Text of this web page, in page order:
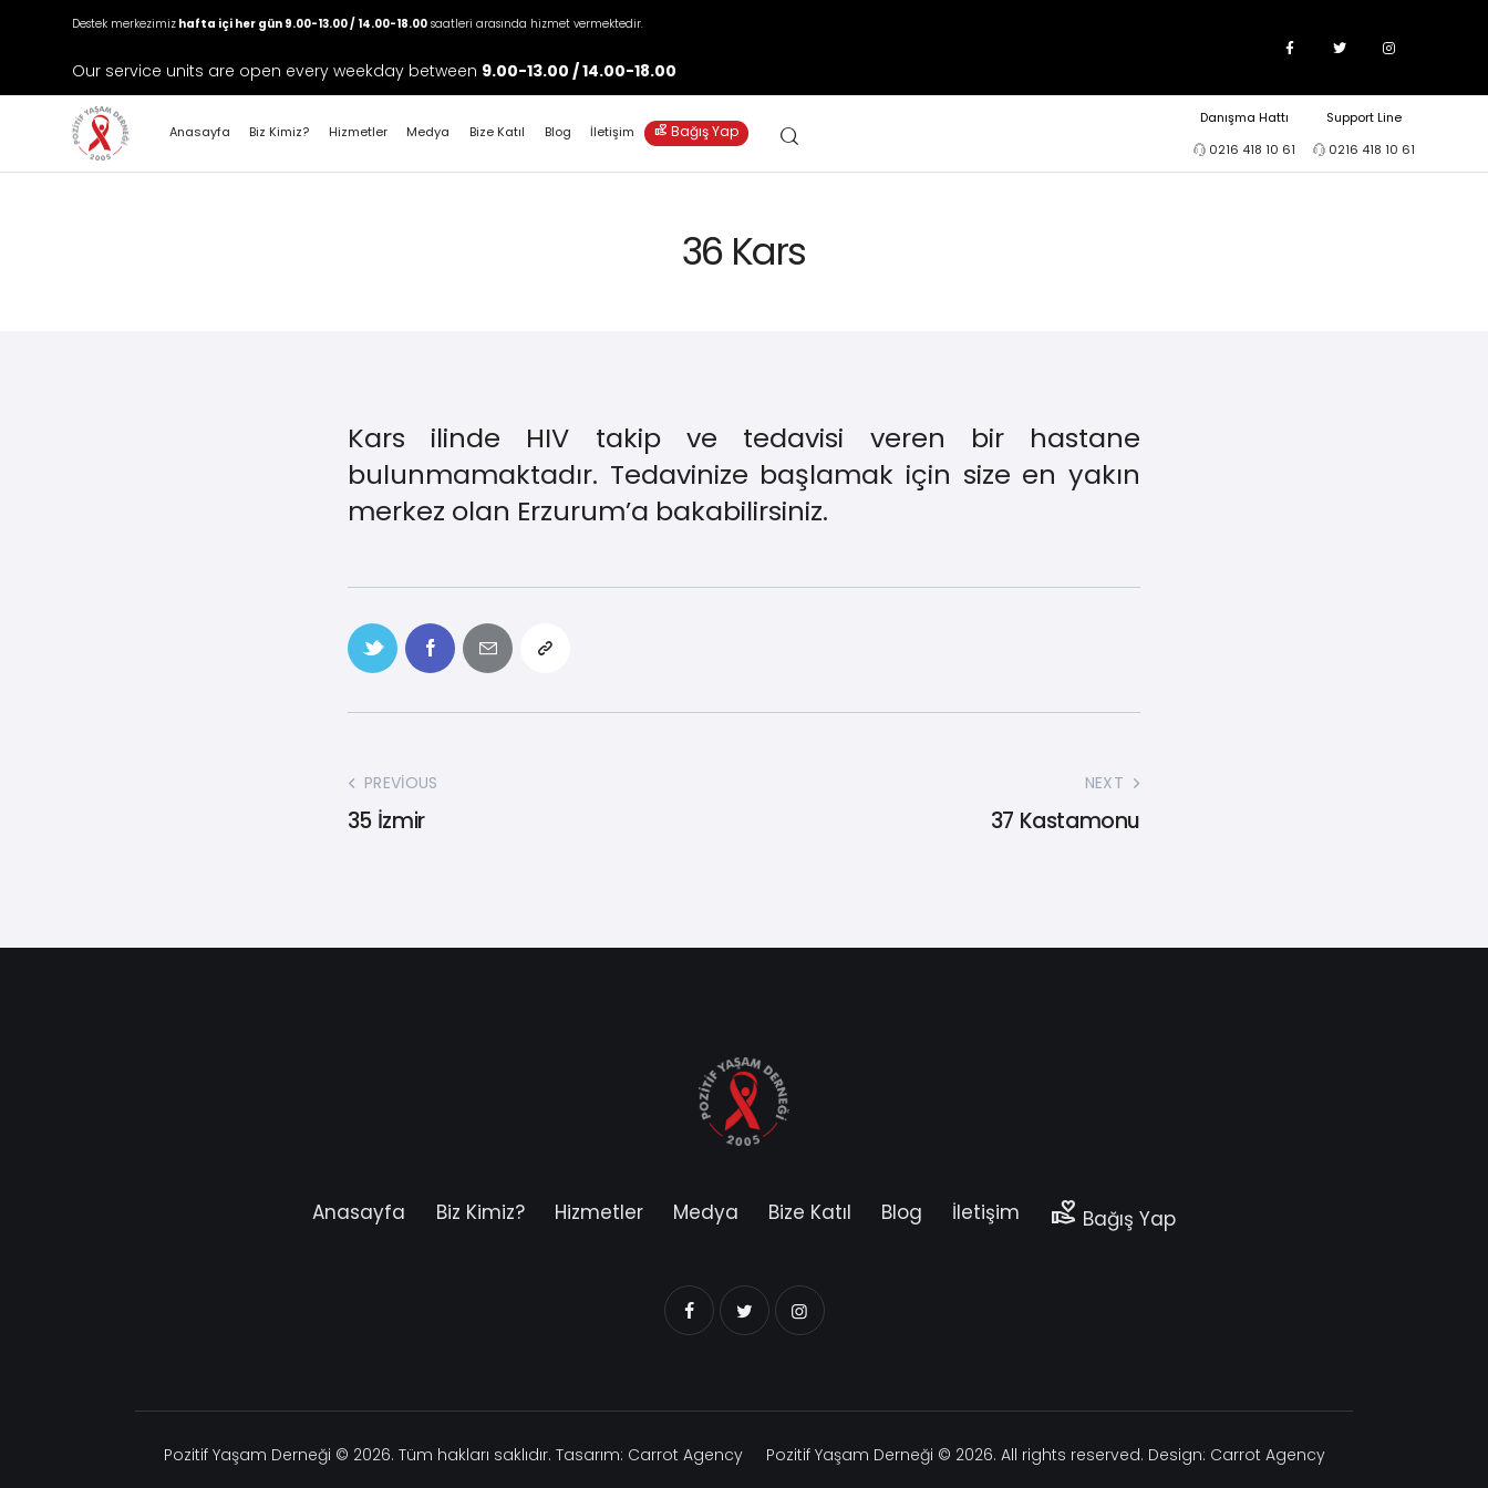
Destek merkezimiz hafta içi her gün 9.00-13.00 / 14.00-18.00 saatleri arasında hizmet vermektedir.
Our service units are open every weekday between 9.00-13.00 / 14.00-18.00
Anasayfa Biz Kimiz? Hizmetler Medya Bize Katıl Blog İletişim volunteer_activism Bağış Yap
Danışma Hattı
0216 418 10 61
Support Line
0216 418 10 61
36 Kars
Kars ilinde HIV takip ve tedavisi veren bir hastane
bulunmamaktadır. Tedavinize başlamak için size en yakın
merkez olan Erzurum’a bakabilirsiniz.
PREVIOUS
35 İzmir
NEXT
37 Kastamonu
Anasayfa Biz Kimiz? Hizmetler Medya Bize Katıl Blog İletişim volunteer_activism Bağış Yap
Pozitif Yaşam Derneği © 2026. Tüm hakları saklıdır. Tasarım: Carrot Agency Pozitif Yaşam Derneği © 2026. All rights reserved. Design: Carrot Agency